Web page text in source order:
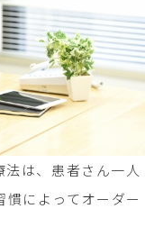
は、患者さん一人
によってオーダー